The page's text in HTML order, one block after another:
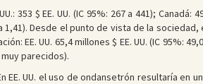
$ EE. UU. (IC 95%: 267 a 441); Canadá:
1,41). Desde el punto de vista de la
EE. UU. 65,4 millones $ EE. UU. (IC 95%:
parecidos).
UU. el uso de ondansetrón resultaría en